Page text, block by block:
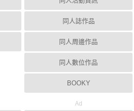
同人誌作品
同人周邊作品
同人數位作品
BOOKY
Ad